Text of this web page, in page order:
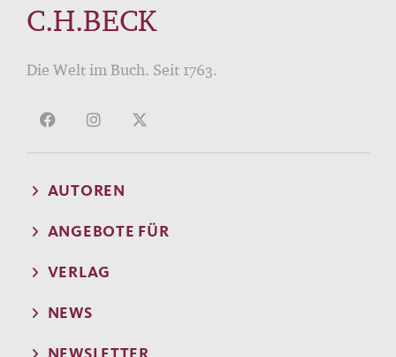
C.H.BECK
Die Welt im Buch. Seit 1763.
AUTOREN
ANGEBOTE FÜR
VERLAG
NEWS